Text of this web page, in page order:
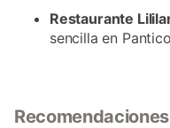
Restaurante
sencilla en